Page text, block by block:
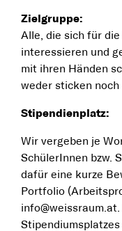
Zielgruppe:
Alle, die sich für
interessieren und
mit ihren Händen
weder sticken noch
Stipendienplatz:
Wir vergeben je
SchülerInnen bzw.
dafür eine kurze
Portfolio